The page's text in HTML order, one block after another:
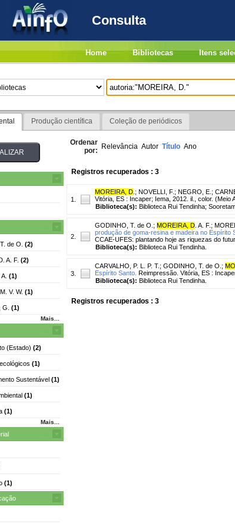
Consulta
Home Bibliotecas Itens
Produção científica Coleção de periódicos
de O. (2)
A. F. (2)
(1)
V. W. (1)
G. (1)
Mais...
(Estado) (2)
(1)
Sustentável (1)
(1)
(1)
Mais...
(1)
Ordenar
por: Relevância Autor Título Ano
Registros recuperados : 3
1.
MOREIRA, D ; NOVELLI, F. ; NEGRO, E. ;
Vitória, ES : Incaper; Iema, 2012. il., color. (Meio
Biblioteca(s): Biblioteca Rui Tendinha;
2.
GODINHO, T. de O. ; MOREIRA, D . A. F. ;
produção de goma-resina e madeira no Espírito
CCAE-UFES: plantando hoje as riquezas do
Biblioteca(s): Biblioteca Rui Tendinha.
3.
CARVALHO, P. L. P. T. ; GODINHO, T. de O. ;
Espírito Santo. Reimpressão. Vitória, ES :
Biblioteca(s): Biblioteca Rui Tendinha.
Registros recuperados : 3